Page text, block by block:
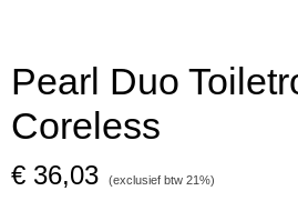
Pearl Duo
Coreless
€ 36,03 (exclusief btw 21%)